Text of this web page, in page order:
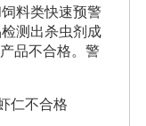
料类快速预警
测出杀虫剂成
品不合格。警
仁不合格